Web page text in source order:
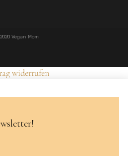
Vegan Mom
widerrufen